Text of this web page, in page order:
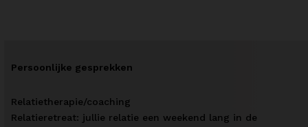
Persoonlijke gesprekken
Relatietherapie/coaching
Relatieretreat: jullie relatie een weekend lang in de